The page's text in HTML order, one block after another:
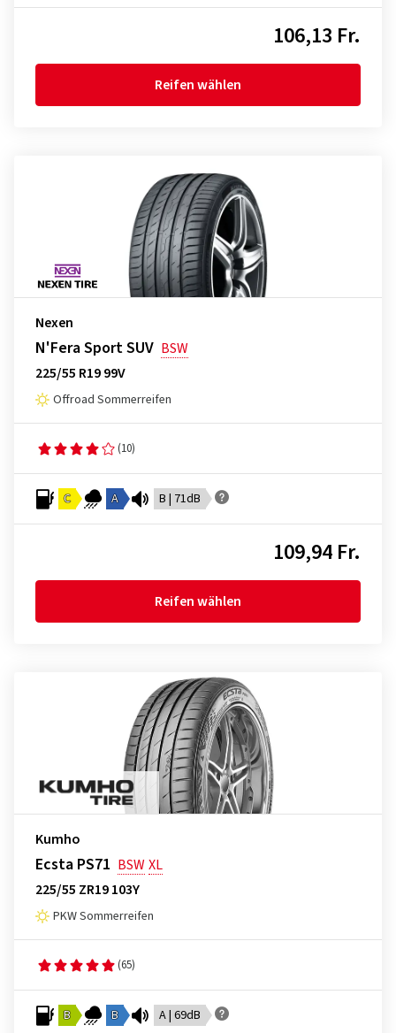
106,13 Fr.
Reifen wählen
Nexen
N'Fera Sport SUV BSW
225/55 R19 99V
Offroad Sommerreifen
(10)
C A B | 71dB
109,94 Fr.
Reifen wählen
Kumho
Ecsta PS71 BSWXL
225/55 ZR19 103Y
PKW Sommerreifen
(65)
B B A | 69dB